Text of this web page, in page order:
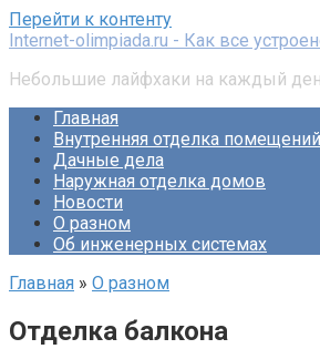
Перейти к контенту
Internet-olimpiada.ru - Как все
Небольшие лайфхаки на каждый
Главная
Внутренняя отделка помещений
Дачные дела
Наружная отделка домов
Новости
О разном
Об инженерных системах
Главная » О разном
Отделка балкона